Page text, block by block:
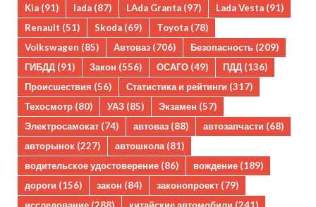
Kia (91) lada (87) LAda Granta (97) Lada Vesta (91)
Renault (51) Skoda (69) Toyota (78)
Volkswagen (85) Автоваз (706) Безопасность (209)
ГИБДД (91) Закон (556) ОСАГО (49) ПДД (136)
Происшествия (56) Статистика и рейтинги (317)
Техосмотр (80) УАЗ (85) Экзамен (57)
Электросамокат (74) автоваз (88) автозапчасти (68)
авторынок (227) автошкола(81)
водительское удостоверение (86) вождение (189)
дороги (156) закон (84) законопроект (79)